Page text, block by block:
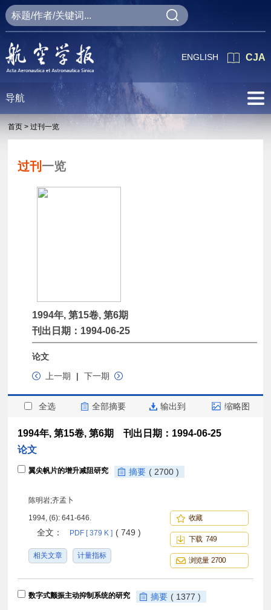
CJA
ENGLISH
导航
首页 > 过刊一览
过刊 一览
1994年, 第15卷, 第6期
刊出日期：1994-06-25
论文
上一期
| 下一期
全选 全部摘要 输出到 缩略图
1994年, 第15卷, 第6期 刊出日期：1994-06-25
论文
翼尖帆片的增升减阻研究 摘要 ( 2700 )
陈明岩;齐孟卜
1994, (6): 641-646.
全文： PDF [ 379 K ] ( 749 )
相关文章 计量指标
收藏
下载 749
浏览量 2700
数字式颤振主动抑制系统的研究 摘要 ( 1377 )